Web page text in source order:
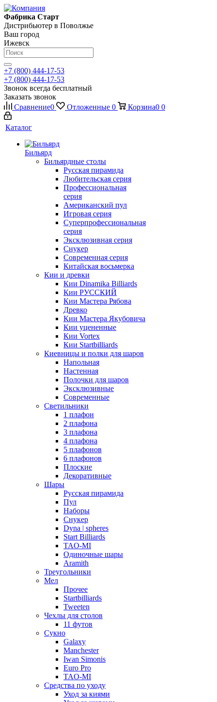
Фабрика Старт
Дистрибьютер в Поволжье
Ваш город
Ижевск
+7 (800) 444-17-53
+7 (800) 444-17-53
Звонок всегда бесплатный
Заказать звонок
Сравнение0 Отложенные 0 Корзина0 0
Каталог
Бильярд
Бильярдные столы
Русская пирамида
Любительская серия
Профессиональная
серия
Американский пул
Игровая серия
Суперпрофессиональная
серия
Эксклюзивная серия
Снукер
Современная серия
Китайская восьмерка
Кии и древки
Кии Dinamika Billiards
Кии РУССКИЙ
Кии Мастера Рябова
Древко
Кии Мастера Якубовича
Кии уцененные
Кии Vortex
Кии Startbilliards
Киевницы и полки для шаров
Напольная
Настенная
Полочки для шаров
Эксклюзивные
Современные
Светильники
1 плафон
2 плафона
3 плафона
4 плафона
5 плафонов
6 плафонов
Плоские
Декоративные
Шары
Русская пирамида
Пул
Наборы
Снукер
Dyna | spheres
Start Billiards
TAO-MI
Одиночные шары
Aramith
Треугольники
Мел
Прочее
Startbilliards
Tweeten
Чехлы для столов
11 футов
Сукно
Galaxy
Manchester
Iwan Simonis
Euro Pro
TAO-MI
Средства по уходу
Уход за киями